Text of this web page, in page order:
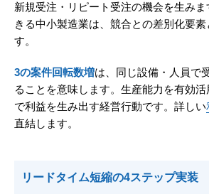
新規受注・リピート受注の機会を生み
きる中小製造業は、競合との差別化要
す。
3の案件回転数増は、同じ設備・人員で
ることを意味します。生産能力を有効
で利益を生み出す経営行動です。詳しい
直結します。
リードタイム短縮の4ステップ実装